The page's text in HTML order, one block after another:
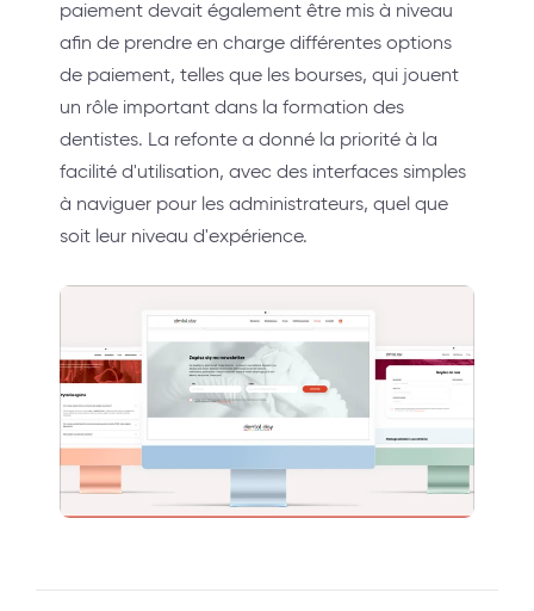
paiement devait également être mis à niveau
afin de prendre en charge différentes options
de paiement, telles que les bourses, qui jouent
un rôle important dans la formation des
dentistes. La refonte a donné la priorité à la
facilité d'utilisation, avec des interfaces simples
à naviguer pour les administrateurs, quel que
soit leur niveau d'expérience.